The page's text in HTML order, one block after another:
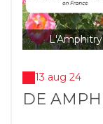
13 aug 24
DE